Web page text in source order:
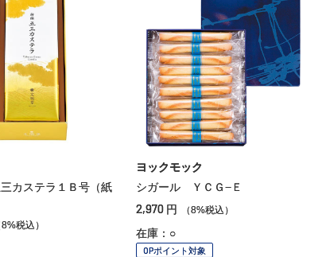
カステラ１Ｂ号（紙
8%税込）
ヨックモック
シガール ＹＣＧ−Ｅ
2,970 円 （8%税込）
在庫：○
OPポイント対象